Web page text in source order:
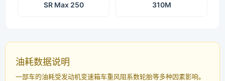
SR Max 250 310M
油耗数据说明
一部车的油耗受发动机变速箱车重风阻系数轮胎等多种因素影响。